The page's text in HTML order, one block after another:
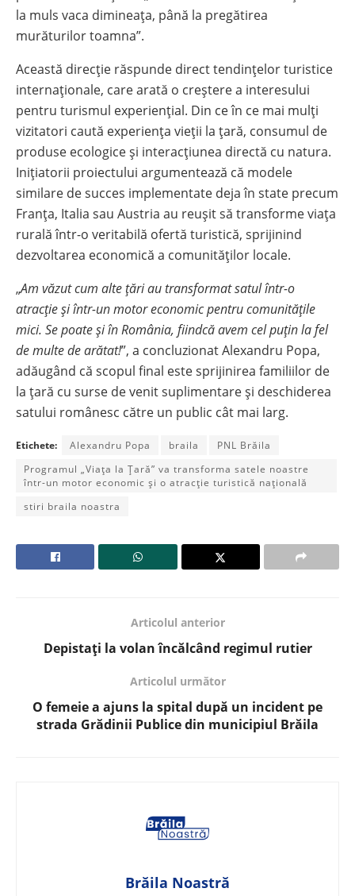
la muls vaca dimineața, până la pregătirea
murăturilor toamna”.
Această direcție răspunde direct tendințelor turistice
internaționale, care arată o creștere a interesului
pentru turismul experiențial. Din ce în ce mai mulți
vizitatori caută experiența vieții la țară, consumul de
produse ecologice și interacțiunea directă cu natura.
Inițiatorii proiectului argumentează că modele
similare de succes implementate deja în state precum
Franța, Italia sau Austria au reușit să transforme viața
rurală într-o veritabilă ofertă turistică, sprijinind
dezvoltarea economică a comunităților locale.
„Am văzut cum alte țări au transformat satul într-o
atracție și într-un motor economic pentru comunitățile
mici. Se poate și în România, fiindcă avem cel puțin la fel
de multe de arătat!”, a concluzionat Alexandru Popa,
adăugând că scopul final este sprijinirea familiilor de
la țară cu surse de venit suplimentare și deschiderea
satului românesc către un public cât mai larg.
Etichete: Alexandru Popa braila
PNL Brăila
Programul „Viața la Țară” va transforma satele noastre
într-un motor economic și o atracție turistică națională
stiri braila noastra
Articolul anterior
Depistați la volan încălcând regimul rutier
Articolul următor
O femeie a ajuns la spital după un incident pe
strada Grădinii Publice din municipiul Brăila
Brăila Noastră